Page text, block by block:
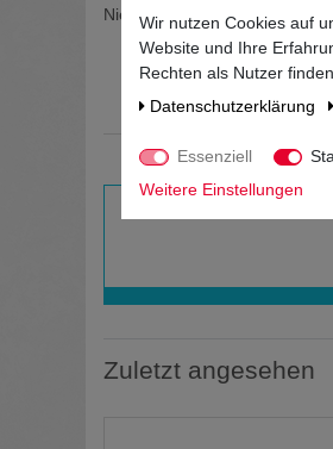
Niehoffs Vaihinger Fruchtsaft
Zuletzt angesehen
Wir nutzen Cookies auf
Website und Ihre
Rechten als Nutzer
Daten­schutz­erklärung
Essenziell
Weitere Einstellungen